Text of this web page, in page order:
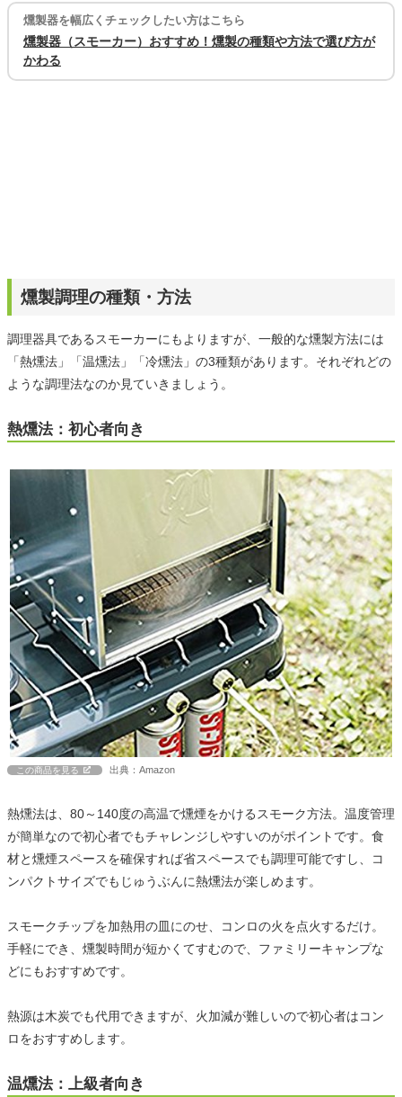
燻製器を幅広くチェックしたい方はこちら
燻製器（スモーカー）おすすめ！燻製の種類や方法で選び方が
かわる
燻製調理の種類・方法
調理器具であるスモーカーにもよりますが、一般的な燻製方法には
「熱燻法」「温燻法」「冷燻法」の3種類があります。それぞれどの
ような調理法なのか見ていきましょう。
熱燻法：初心者向き
この商品を見る 出典：Amazon
熱燻法は、80～140度の高温で燻煙をかけるスモーク方法。温度管理
が簡単なので初心者でもチャレンジしやすいのがポイントです。食
材と燻煙スペースを確保すれば省スペースでも調理可能ですし、コ
ンパクトサイズでもじゅうぶんに熱燻法が楽しめます。
スモークチップを加熱用の皿にのせ、コンロの火を点火するだけ。
手軽にでき、燻製時間が短かくてすむので、ファミリーキャンプな
どにもおすすめです。
熱源は木炭でも代用できますが、火加減が難しいので初心者はコン
ロをおすすめします。
温燻法：上級者向き